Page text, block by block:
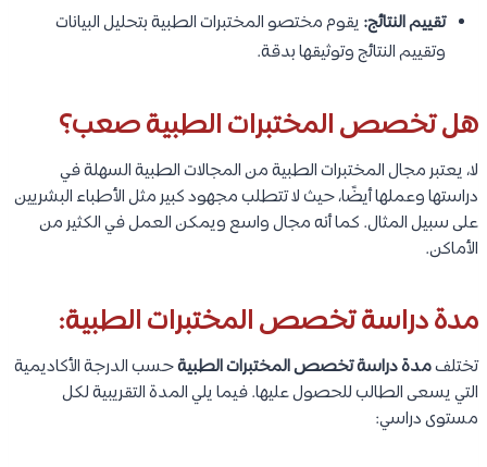
تقييم النتائج: يقوم مختصو المختبرات الطبية بتحليل البيانات
وتقييم النتائج وتوثيقها بدقة.
هل تخصص المختبرات الطبية صعب؟
لا، يعتبر مجال المختبرات الطبية من المجالات الطبية السهلة في
دراستها وعملها أيضًا، حيث لا تتطلب مجهود كبير مثل الأطباء البشريين
على سبيل المثال. كما أنه مجال واسع ويمكن العمل في الكثير من
الأماكن.
مدة دراسة تخصص المختبرات الطبية:
تختلفمدة دراسة تخصص المختبرات الطبيةحسب الدرجة الأكاديمية
التي يسعى الطالب للحصول عليها. فيما يلي المدة التقريبية لكل
مستوى دراسي: